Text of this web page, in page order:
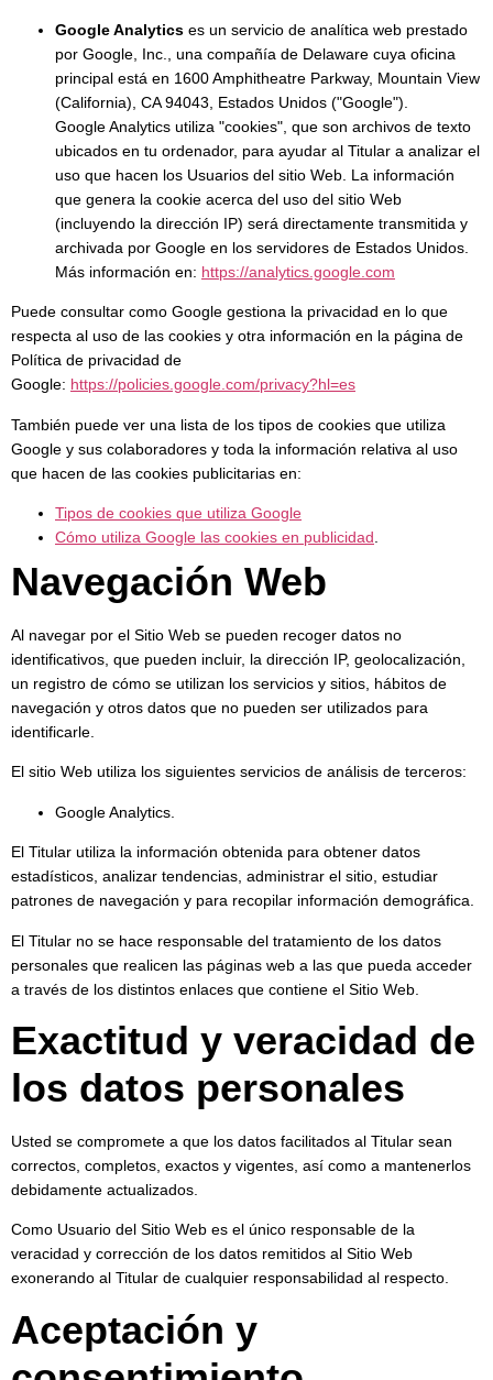
Google Analytics es un servicio de analítica web prestado
por Google, Inc., una compañía de Delaware cuya oficina
principal está en 1600 Amphitheatre Parkway, Mountain View
(California), CA 94043, Estados Unidos ("Google").
Google Analytics utiliza "cookies", que son archivos de texto
ubicados en tu ordenador, para ayudar al Titular a analizar el
uso que hacen los Usuarios del sitio Web. La información
que genera la cookie acerca del uso del sitio Web
(incluyendo la dirección IP) será directamente transmitida y
archivada por Google en los servidores de Estados Unidos.
Más información en: https://analytics.google.com
Puede consultar como Google gestiona la privacidad en lo que
respecta al uso de las cookies y otra información en la página de
Política de privacidad de
Google: https://policies.google.com/privacy?hl=es
También puede ver una lista de los tipos de cookies que utiliza
Google y sus colaboradores y toda la información relativa al uso
que hacen de las cookies publicitarias en:
Tipos de cookies que utiliza Google
Cómo utiliza Google las cookies en publicidad
Navegación Web
Al navegar por el Sitio Web se pueden recoger datos no
identificativos, que pueden incluir, la dirección IP, geolocalización,
un registro de cómo se utilizan los servicios y sitios, hábitos de
navegación y otros datos que no pueden ser utilizados para
identificarle.
El sitio Web utiliza los siguientes servicios de análisis de terceros:
Google Analytics.
El Titular utiliza la información obtenida para obtener datos
estadísticos, analizar tendencias, administrar el sitio, estudiar
patrones de navegación y para recopilar información demográfica.
El Titular no se hace responsable del tratamiento de los datos
personales que realicen las páginas web a las que pueda acceder
a través de los distintos enlaces que contiene el Sitio Web.
Exactitud y veracidad de
los datos personales
Usted se compromete a que los datos facilitados al Titular sean
correctos, completos, exactos y vigentes, así como a mantenerlos
debidamente actualizados.
Como Usuario del Sitio Web es el único responsable de la
veracidad y corrección de los datos remitidos al Sitio Web
exonerando al Titular de cualquier responsabilidad al respecto.
Aceptación y